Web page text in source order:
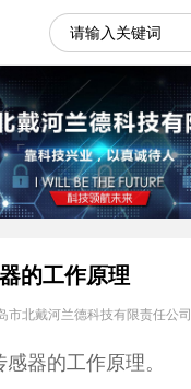
的工作原理
市北戴河兰德科技有限责任公司
的工作原理。